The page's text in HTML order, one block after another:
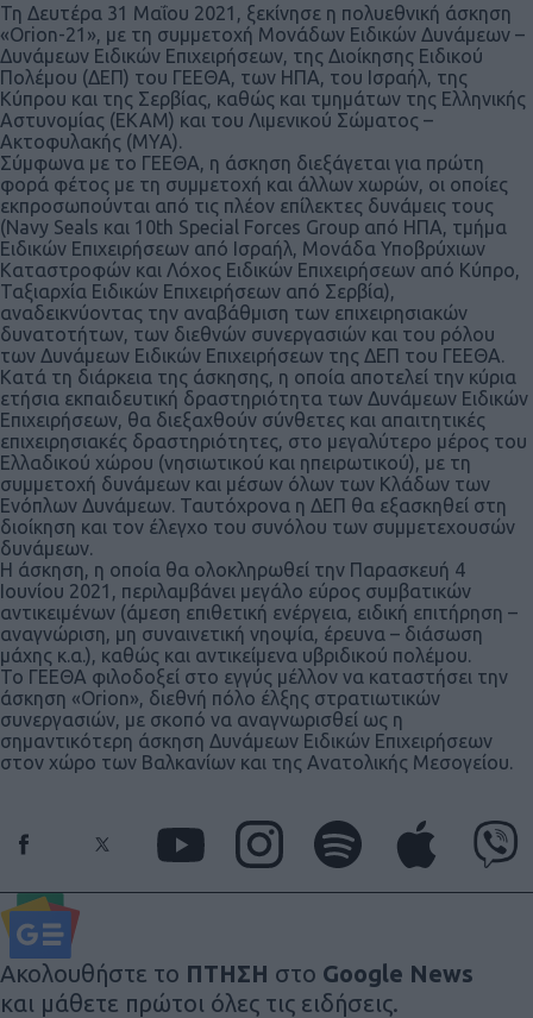
Τη Δευτέρα 31 Μαΐου 2021, ξεκίνησε η πολυεθνική άσκηση
«Orion-21», με τη συμμετοχή Μονάδων Ειδικών Δυνάμεων –
Δυνάμεων Ειδικών Επιχειρήσεων, της Διοίκησης Ειδικού
Πολέμου (ΔΕΠ) του ΓΕΕΘΑ, των ΗΠΑ, του Ισραήλ, της
Κύπρου και της Σερβίας, καθώς και τμημάτων της Ελληνικής
Αστυνομίας (ΕΚΑΜ) και του Λιμενικού Σώματος –
Ακτοφυλακής (ΜΥΑ).
Σύμφωνα με το ΓΕΕΘΑ, η άσκηση διεξάγεται για πρώτη
φορά φέτος με τη συμμετοχή και άλλων χωρών, οι οποίες
εκπροσωπούνται από τις πλέον επίλεκτες δυνάμεις τους
(Navy Seals και 10th Special Forces Group από ΗΠΑ, τμήμα
Ειδικών Επιχειρήσεων από Ισραήλ, Μονάδα Υποβρύχιων
Καταστροφών και Λόχος Ειδικών Επιχειρήσεων από Κύπρο,
Ταξιαρχία Ειδικών Επιχειρήσεων από Σερβία),
αναδεικνύοντας την αναβάθμιση των επιχειρησιακών
δυνατοτήτων, των διεθνών συνεργασιών και του ρόλου
των Δυνάμεων Ειδικών Επιχειρήσεων της ΔΕΠ του ΓΕΕΘΑ.
Κατά τη διάρκεια της άσκησης, η οποία αποτελεί την κύρια
ετήσια εκπαιδευτική δραστηριότητα των Δυνάμεων Ειδικών
Επιχειρήσεων, θα διεξαχθούν σύνθετες και απαιτητικές
επιχειρησιακές δραστηριότητες, στο μεγαλύτερο μέρος του
Ελλαδικού χώρου (νησιωτικού και ηπειρωτικού), με τη
συμμετοχή δυνάμεων και μέσων όλων των Κλάδων των
Ενόπλων Δυνάμεων. Ταυτόχρονα η ΔΕΠ θα εξασκηθεί στη
διοίκηση και τον έλεγχο του συνόλου των συμμετεχουσών
δυνάμεων.
Η άσκηση, η οποία θα ολοκληρωθεί την Παρασκευή 4
Ιουνίου 2021, περιλαμβάνει μεγάλο εύρος συμβατικών
αντικειμένων (άμεση επιθετική ενέργεια, ειδική επιτήρηση –
αναγνώριση, μη συναινετική νηοψία, έρευνα – διάσωση
μάχης κ.α.), καθώς και αντικείμενα υβριδικού πολέμου.
Το ΓΕΕΘΑ φιλοδοξεί στο εγγύς μέλλον να καταστήσει την
άσκηση «Orion», διεθνή πόλο έλξης στρατιωτικών
συνεργασιών, με σκοπό να αναγνωρισθεί ως η
σημαντικότερη άσκηση Δυνάμεων Ειδικών Επιχειρήσεων
στον χώρο των Βαλκανίων και της Ανατολικής Μεσογείου.
Ακολουθήστε το ΠΤΗΣΗ στο Google News
και μάθετε πρώτοι όλες τις ειδήσεις.